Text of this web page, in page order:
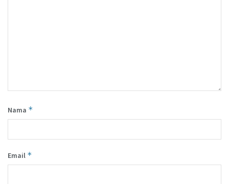
Nama *
Email *